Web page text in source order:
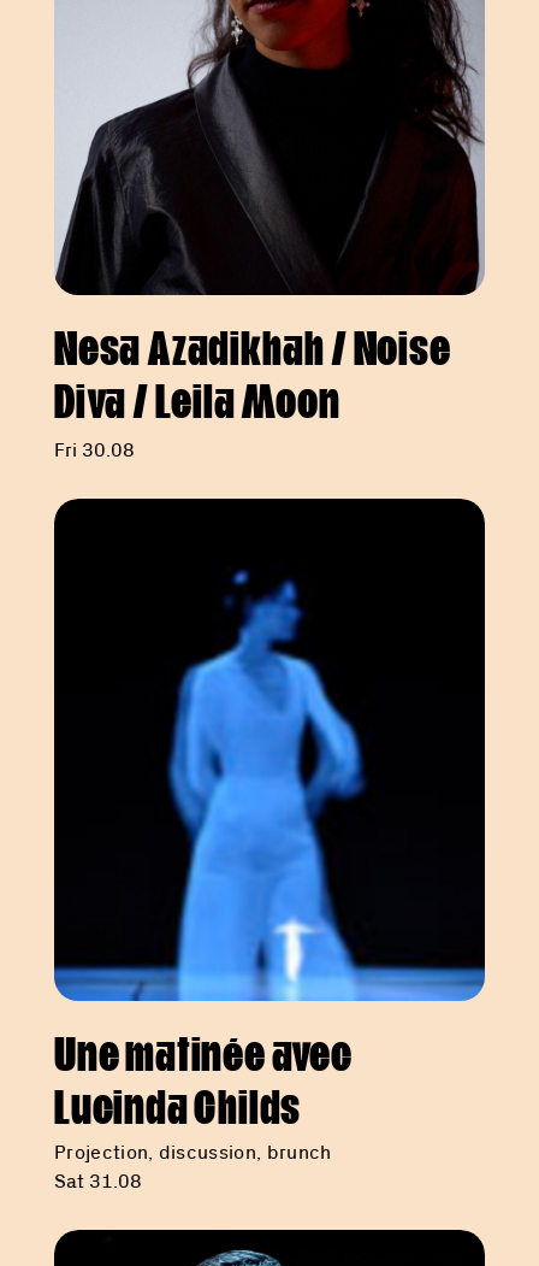
Nesa Azadikhah / Noise
Diva / Leila Moon
Fri 30.08
Une matinée avec
Lucinda Childs
Projection, discussion, brunch
Sat 31.08